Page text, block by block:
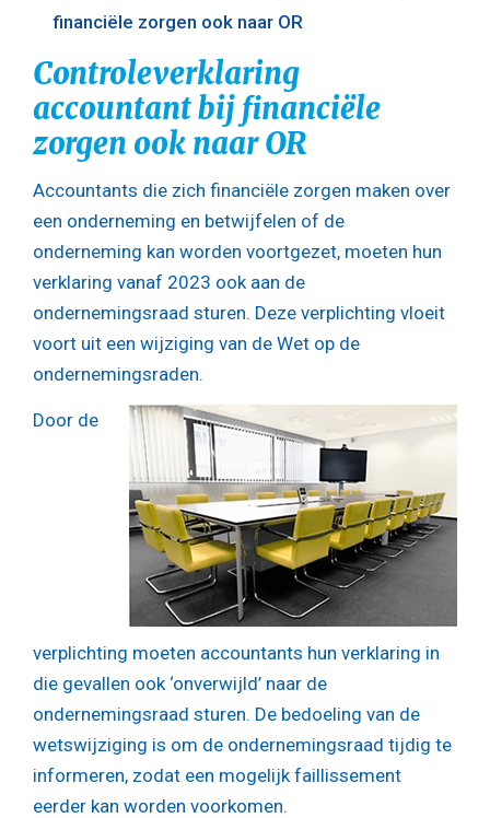
financiële zorgen ook naar OR
Controleverklaring
accountant bij financiële
zorgen ook naar OR
Accountants die zich financiële zorgen maken over
een onderneming en betwijfelen of de
onderneming kan worden voortgezet, moeten hun
verklaring vanaf 2023 ook aan de
ondernemingsraad sturen. Deze verplichting vloeit
voort uit een wijziging van de Wet op de
ondernemingsraden.
Door de
verplichting moeten accountants hun verklaring in
die gevallen ook ‘onverwijld’ naar de
ondernemingsraad sturen. De bedoeling van de
wetswijziging is om de ondernemingsraad tijdig te
informeren, zodat een mogelijk faillissement
eerder kan worden voorkomen.